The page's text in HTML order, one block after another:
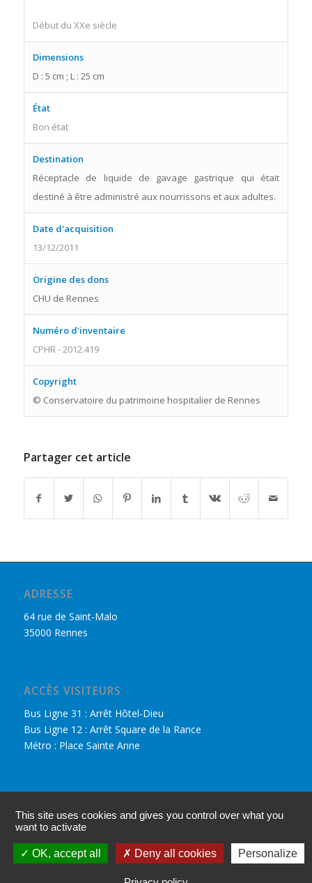
Début du XXe siècle
Dimensions
D : 5 cm ; L : 25 cm
État
Bon état
Destination
Réceptacle de liquide de gavage gastrique qui était
destiné à être administré aux nourrissons et aux adultes.
Date d'acquisition
13/12/2011
Origine des dons
CHU de Rennes
Numéro d'inventaire
CPHR - 2012.419
Copyright
© Conservatoire du patrimoine hospitalier de Rennes
Partager cet article
ADRESSE
64 rue de Saint-Malo
35000 Rennes
ACCÈS VISITEURS
Bus Ligne 31 : Arrêt Hôtel-Dieu
Bus Ligne 12 : Arrêt Square de la Rance
Métro : Place Sainte Anne
Nous retrouver sur Facebook
Accès adhérents
Mentions légales
This site uses cookies and gives you control over what you
want to activate
OK, accept all Deny all cookies Personalize